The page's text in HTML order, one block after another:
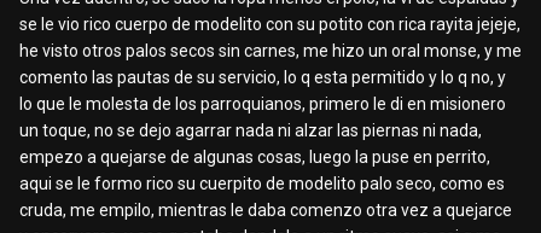
se le vio rico cuerpo de modelito con su potito con rica rayita jejeje,
he visto otros palos secos sin carnes, me hizo un oral monse, y me
comento las pautas de su servicio, lo q esta permitido y lo q no, y
lo que le molesta de los parroquianos, primero le di en misionero
un toque, no se dejo agarrar nada ni alzar las piernas ni nada,
empezo a quejarse de algunas cosas, luego la puse en perrito,
aqui se le formo rico su cuerpito de modelito palo seco, como es
cruda, me empilo, mientras le daba comenzo otra vez a quejarce